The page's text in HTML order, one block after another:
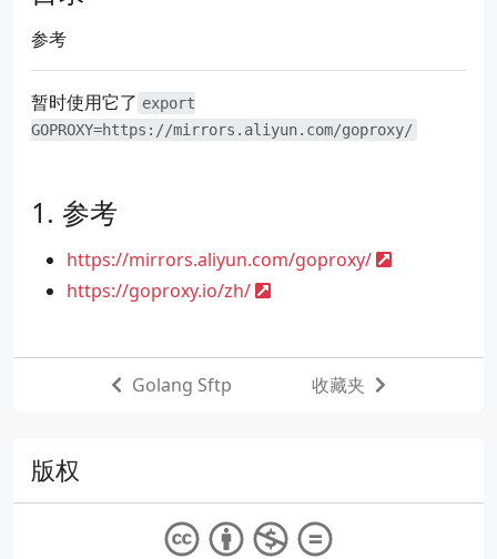
参考
暂时使用它了 export
GOPROXY=https://mirrors.aliyun.com/goproxy/
参考
https://mirrors.aliyun.com/goproxy/
https://goproxy.io/zh/
Golang Sftp 收藏夹
版权